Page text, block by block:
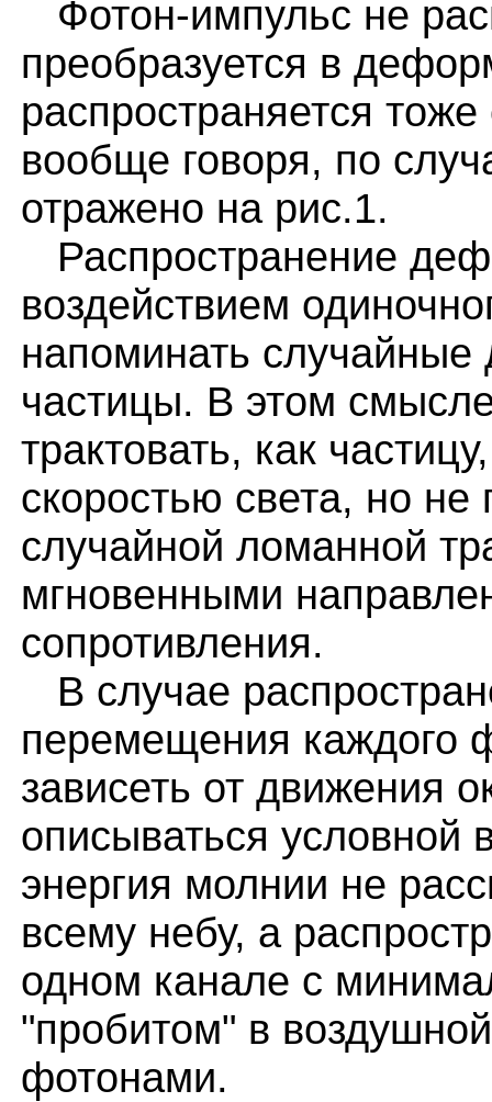
Фотон-импульс не
преобразуется в
распространяется
вообще говоря, по
отражено на рис.1.
Распространение
воздействием
напоминать случайные
частицы. В этом
трактовать, как
скоростью света, но
случайной ломанной
мгновенными
сопротивления.
В случае
перемещения каждого
зависеть от движения
описываться условной
энергия молнии не
всему небу, а
одном канале с
"пробитом" в
фотонами.